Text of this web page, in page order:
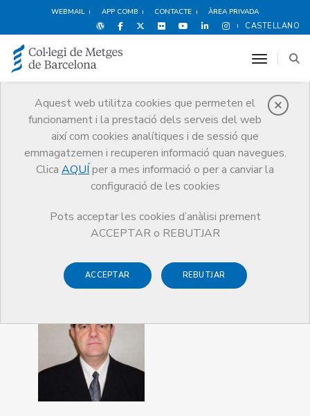
WEBMAIL APP COMB CONTACTE ÀREA PRIVADA
CASTELLANO
Aquest web utilitza cookies que permeten el
funcionament i la prestació dels serveis del web
així com cookies analítiques i de sessió que
emmagatzemen i recuperen informació quan navegues.
Clica AQUÍ per a mes informació o per a canviar la
configuració de les cookies
Pots acceptar les cookies d’anàlisi prement
ACCEPTAR o REBUTJAR
ACCEPTAR REBUTJAR
toggle
Premis
Premis Guardonat Edició 2010
Guardonat Edició 2010